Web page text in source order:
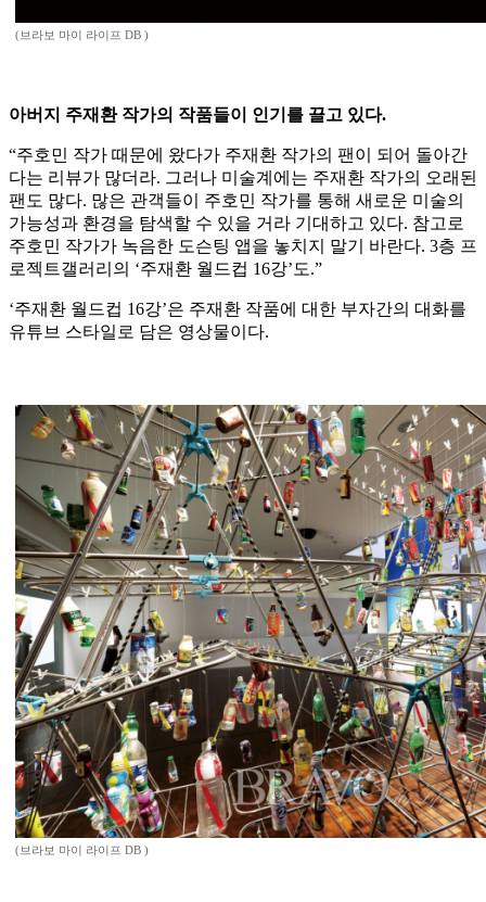
(브라보 마이 라이프 DB )
아버지 주재환 작가의 작품들이 인기를 끌고 있다.
“주호민 작가 때문에 왔다가 주재환 작가의 팬이 되어 돌아간
다는 리뷰가 많더라. 그러나 미술계에는 주재환 작가의 오래된
팬도 많다. 많은 관객들이 주호민 작가를 통해 새로운 미술의
가능성과 환경을 탐색할 수 있을 거라 기대하고 있다. 참고로
주호민 작가가 녹음한 도슨팅 앱을 놓치지 말기 바란다. 3층 프
로젝트갤러리의 ‘주재환 월드컵 16강’도.”
‘주재환 월드컵 16강’은 주재환 작품에 대한 부자간의 대화를
유튜브 스타일로 담은 영상물이다.
(브라보 마이 라이프 DB )